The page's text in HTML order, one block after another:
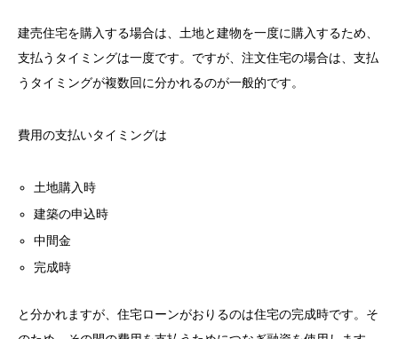
建売住宅を購入する場合は、土地と建物を一度に購入するため、
支払うタイミングは一度です。ですが、注文住宅の場合は、支払
うタイミングが複数回に分かれるのが一般的です。
費用の支払いタイミングは
土地購入時
建築の申込時
中間金
完成時
と分かれますが、住宅ローンがおりるのは住宅の完成時です。そ